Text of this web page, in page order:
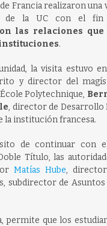
Francia realizaron una
de la UC con el fin
las relaciones
.
la visita estuvo
y director del
Polytechnique,
, director de Desarrollo
la institución francesa.
de continuar con
Título, las
Matías Hube,
subdirector de
permite que los